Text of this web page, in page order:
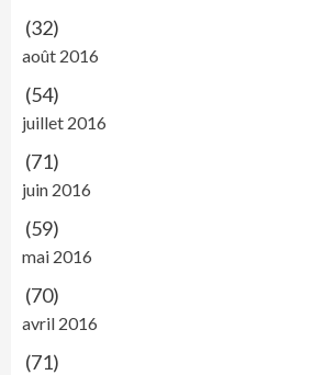
(32)
août 2016
(54)
juillet 2016
(71)
juin 2016
(59)
mai 2016
(70)
avril 2016
(71)